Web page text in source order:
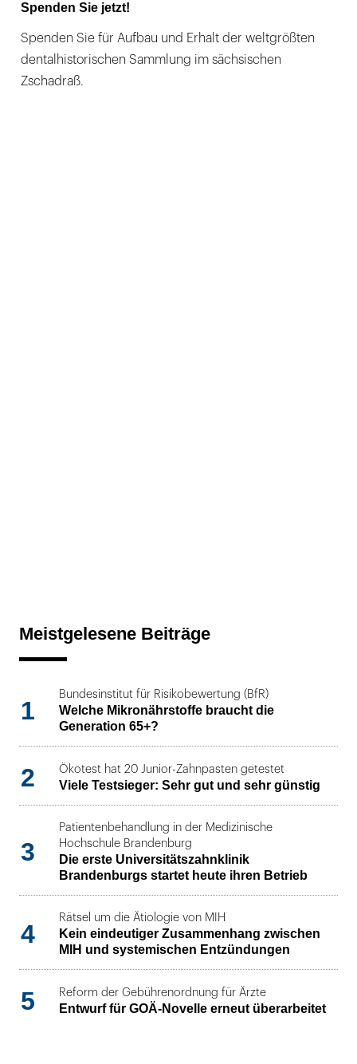
Spenden Sie jetzt!
Spenden Sie für Aufbau und Erhalt der weltgrößten
dentalhistorischen Sammlung im sächsischen
Zschadraß.
Meistgelesene Beiträge
1
Bundesinstitut für Risikobewertung (BfR)
Welche Mikronährstoffe braucht die
Generation 65+?
2 Ökotest hat 20 Junior-Zahnpasten getestet
Viele Testsieger: Sehr gut und sehr günstig
3
Patientenbehandlung in der Medizinische
Hochschule Brandenburg
Die erste Universitätszahnklinik
Brandenburgs startet heute ihren Betrieb
4
Rätsel um die Ätiologie von MIH
Kein eindeutiger Zusammenhang zwischen
MIH und systemischen Entzündungen
5 Reform der Gebührenordnung für Ärzte
Entwurf für GOÄ-Novelle erneut überarbeitet